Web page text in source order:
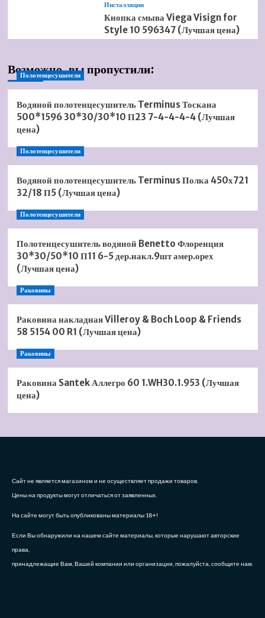
Инсталляции
Кнопка смыва Viega Visign for
Style 10 596347 (Лучшая цена)
Возможно, вы пропустили:
Полотенцесушители
Водяной полотенцесушитель Terminus Тоскана
500*1596 30*30/30*10 П23 7-4-4-4-4 (Лучшая
цена)
Полотенцесушители
Водяной полотенцесушитель Terminus Полка 450х721
32/18 П5 (Лучшая цена)
Полотенцесушители
Полотенцесушитель водяной Benetto Флоренция
30*30/50*10 П11 6-5 дер.накл.9шт амер.орех
(Лучшая цена)
Раковины
Раковина накладная Villeroy & Boch Loop & Friends
58 5154 00 R1 (Лучшая цена)
Раковины
Раковина Santek Аллегро 60 1.WH30.1.953 (Лучшая
цена)
Сайт не является магазином и не осуществляет продажи товаров.
Цены на продукты могут отличаться от заявленных.
На сайте могут быть опубликованы материалы 18+!
Если Вы обнаружили на нашем сайте материалы, которые нарушают авторские
права,
принадлежащие Вам, Вашей компании или организации, пожалуйста, сообщите нам.